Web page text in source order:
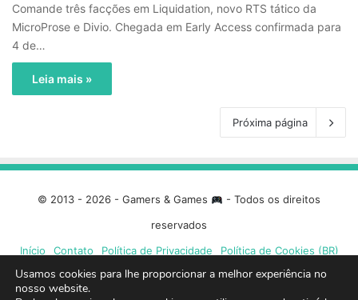
Comande três facções em Liquidation, novo RTS tático da
MicroProse e Divio. Chegada em Early Access confirmada para
4 de…
Leia mais »
Próxima página
© 2013 - 2026 - Gamers & Games
- Todos os direitos
reservados
Início
Contato Política de Privacidade Política de Cookies (BR)
Facebook
X
Usamos cookies para lhe proporcionar a melhor experiência no
nosso website.